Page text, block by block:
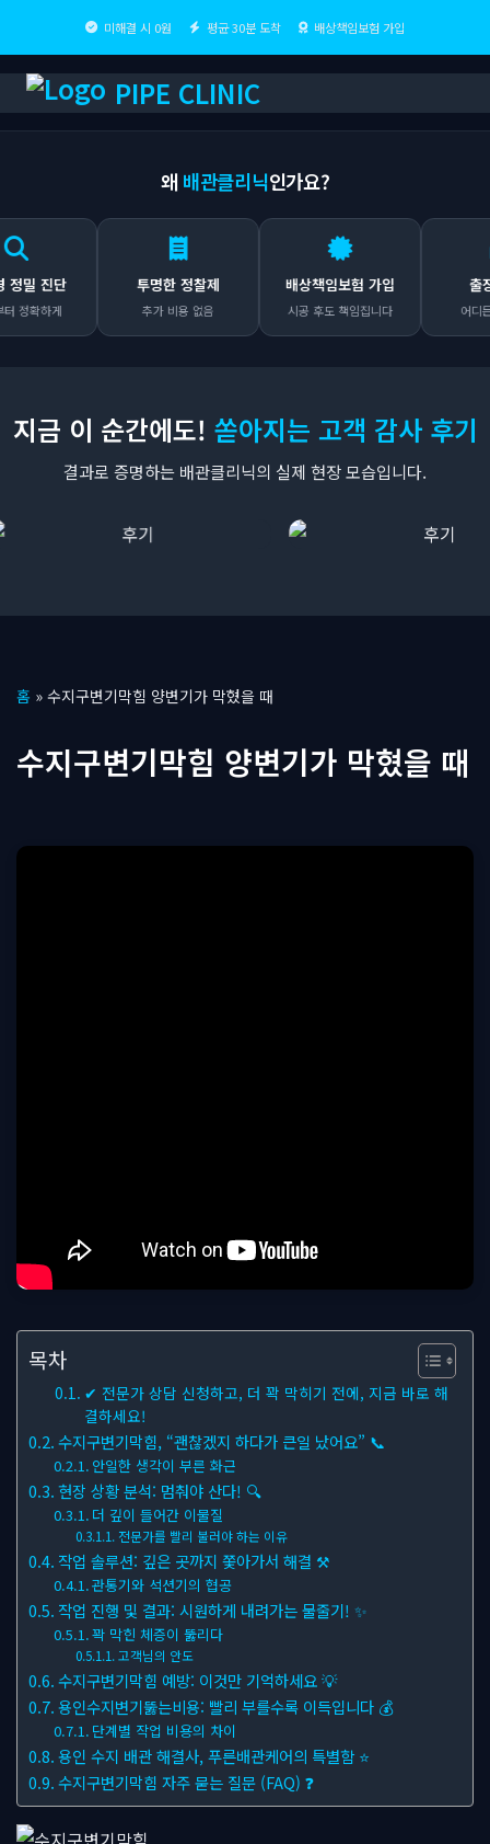
미해결 시 0원 평균 30분 도착 배상책임보험 가입
PIPE CLINIC
왜 배관클리닉인가요?
진단
하게
투명한 정찰제
추가 비용 없음
배상책임보험 가입
시공 후도 책임집니다
출장비
어디든 무료
지금 이 순간에도! 쏟아지는 고객 감사 후기
결과로 증명하는 배관클리닉의 실제 현장 모습입니다.
텐
로
뛰
홈 » 수지구변기막힘 양변기가 막혔을 때
수지구변기막힘 양변기가 막혔을 때
목차
✔ 전문가 상담 신청하고, 더 꽉 막히기 전에, 지금 바로 해
결하세요!
수지구변기막힘, “괜찮겠지 하다가 큰일 났어요” 📞
안일한 생각이 부른 화근
현장 상황 분석: 멈춰야 산다! 🔍
더 깊이 들어간 이물질
전문가를 빨리 불러야 하는 이유
작업 솔루션: 깊은 곳까지 쫓아가서 해결 ⚒
관통기와 석션기의 협공
작업 진행 및 결과: 시원하게 내려가는 물줄기! ✨
꽉 막힌 체증이 뚫리다
고객님의 안도
수지구변기막힘 예방: 이것만 기억하세요 💡
용인수지변기뚫는비용: 빨리 부를수록 이득입니다 💰
단계별 작업 비용의 차이
용인 수지 배관 해결사, 푸른배관케어의 특별함 ⭐
수지구변기막힘 자주 묻는 질문 (FAQ) ❓